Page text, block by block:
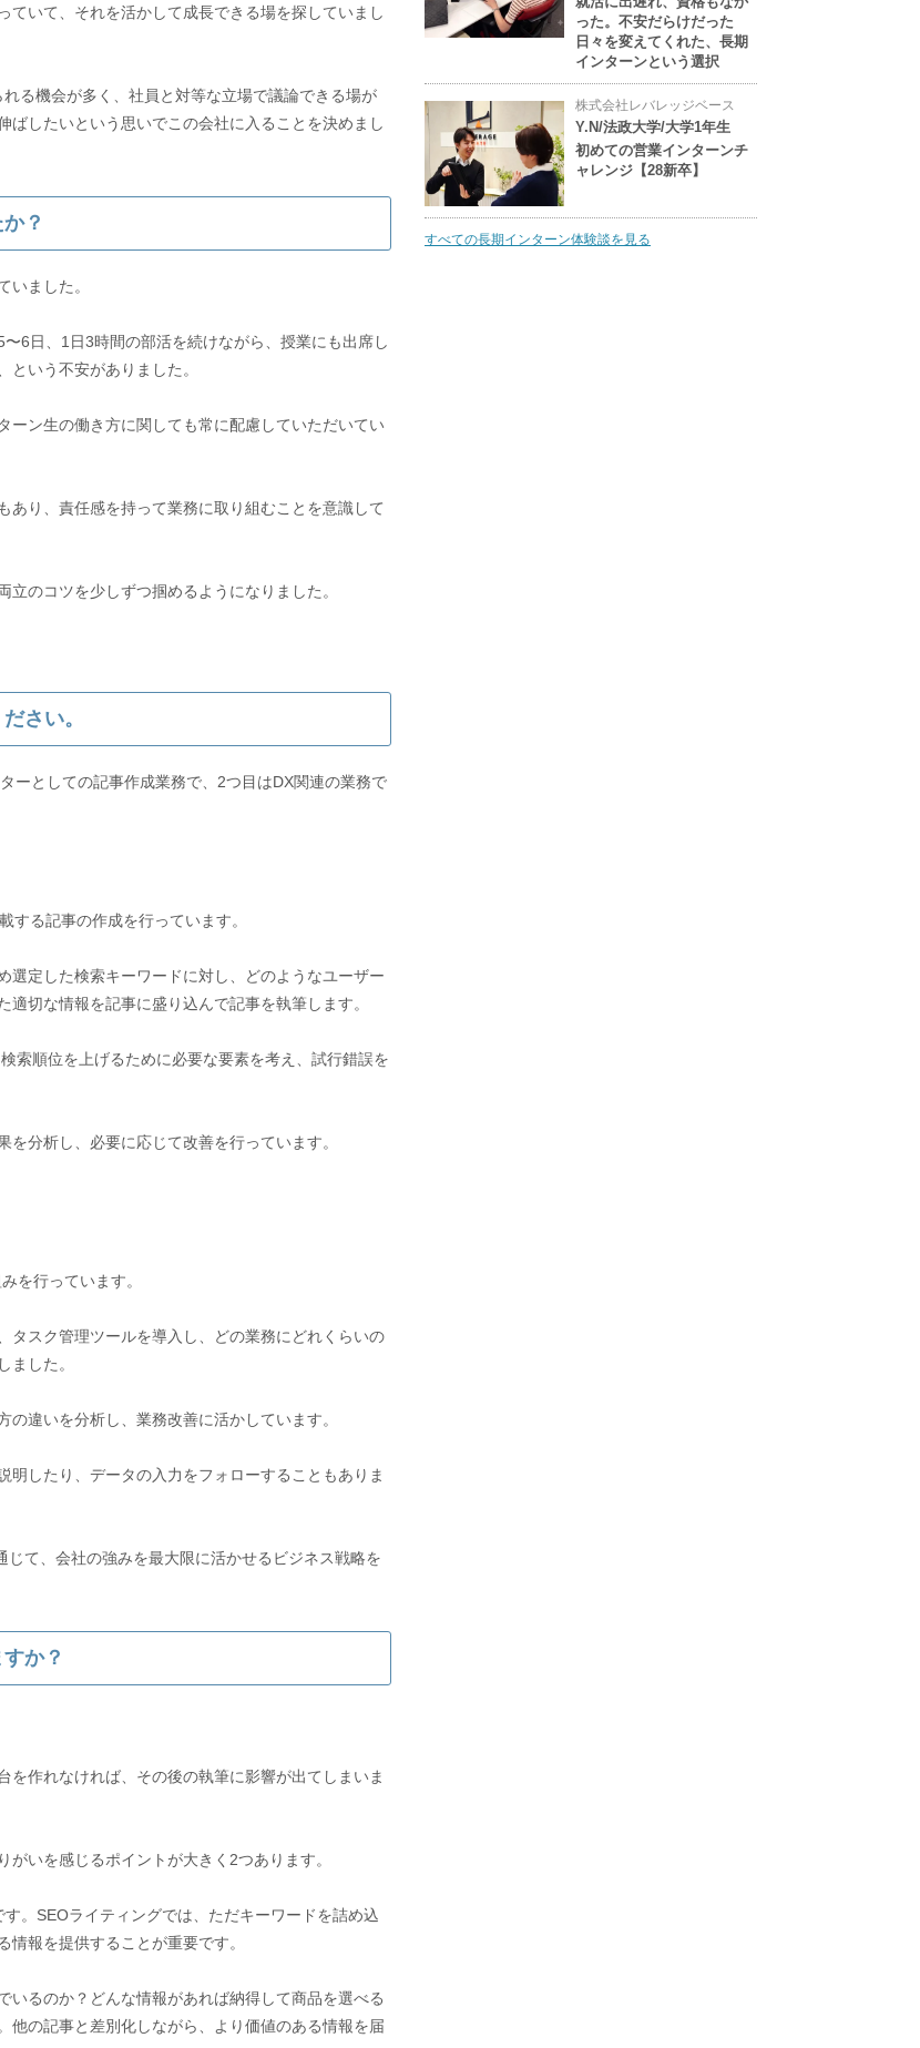
ていて、それを活かして成長できる場を探していまし
る機会が多く、社員と対等な立場で議論できる場が
したいという思いでこの会社に入ることを決めまし
？
いました。
6日、1日3時間の部活を続けながら、授業にも出席し
いう不安がありました。
ン生の働き方に関しても常に配慮していただいてい
あり、責任感を持って業務に取り組むことを意識して
のコツを少しずつ掴めるようになりました。
さい。
ーとしての記事作成業務で、2つ目はDX関連の業務で
する記事の作成を行っています。
定した検索キーワードに対し、どのようなユーザー
切な情報を記事に盛り込んで記事を執筆します。
索順位を上げるために必要な要素を考え、試行錯誤を
分析し、必要に応じて改善を行っています。
を行っています。
タスク管理ツールを導入し、どの業務にどれくらいの
ました。
違いを分析し、業務改善に活かしています。
明したり、データの入力をフォローすることもありま
て、会社の強みを最大限に活かせるビジネス戦略を
か？
作れなければ、その後の執筆に影響が出てしまいま
いを感じるポイントが大きく2つあります。
。SEOライティングでは、ただキーワードを詰め込
報を提供することが重要です。
るのか？どんな情報があれば納得して商品を選べる
の記事と差別化しながら、より価値のある情報を届
った。不安だらけだった
日々を変えてくれた、長期
インターンという選択
株式会社レバレッジベース
Y.N/法政大学/大学1年生
初めての営業インターンチ
ャレンジ【28新卒】
すべての長期インターン体験談を見る